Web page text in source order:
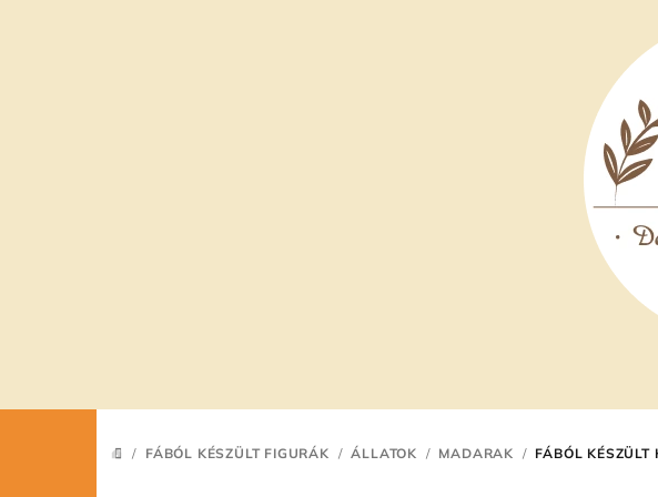
KEZDŐLAP
/ FÁBÓL KÉSZÜLT FIGURÁK / ÁLLATOK / MADARAK / FÁBÓL KÉSZÜLT